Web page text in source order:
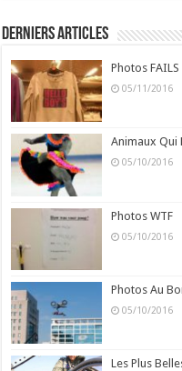
Derniers Articles
Photos FAILS
05/11/2016
Animaux Qui
05/10/2016
Photos WTF
05/10/2016
Photos Au
05/10/2016
Les Plus